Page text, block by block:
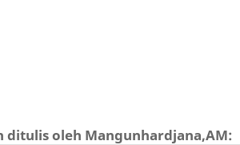
ditulis oleh Mangunhardjana,AM: